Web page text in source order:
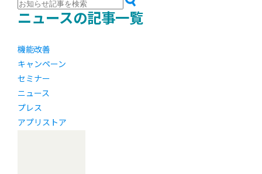
ニュースの記事一覧
機能改善
キャンペーン
セミナー
ニュース
プレス
アプリストア